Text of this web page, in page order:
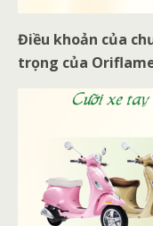
Điều khoản của
trọng của